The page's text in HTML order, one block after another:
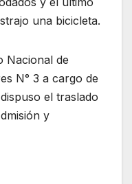
una bicicleta.
Nacional de
N° 3 a cargo de
el traslado
y